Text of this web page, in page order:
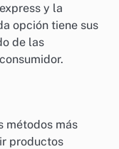
y la
opción tiene sus
de las
métodos más
productos